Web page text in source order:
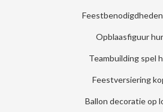
Opblaasfiguur
Teambuilding spel
Feestversiering
Ballon decoratie op